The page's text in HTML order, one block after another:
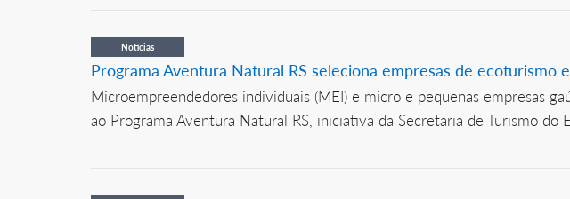
Notícias
Programa Aventura Natural RS seleciona empresas de
Microempreendedores individuais (MEI) e micro e pequenas empresas
ao Programa Aventura Natural RS, iniciativa da Secretaria de Turismo do